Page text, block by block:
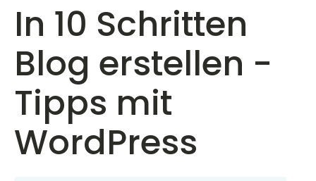
In 10 Schritten
Blog erstellen -
Tipps mit
WordPress